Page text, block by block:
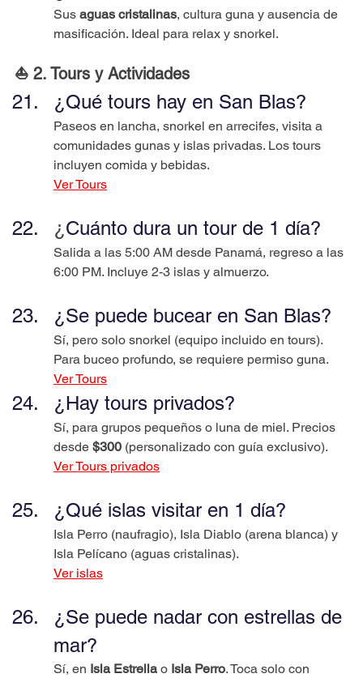
Sus aguas cristalinas, cultura guna y ausencia de
masificación. Ideal para relax y snorkel.
⛵ 2. Tours y Actividades
¿Qué tours hay en San Blas?
Paseos en lancha, snorkel en arrecifes, visita a
comunidades gunas y islas privadas. Los tours
incluyen comida y bebidas.
Ver Tours
¿ Cuánto dura un tour de 1 día?
Salida a las 5:00 AM desde Panamá, regreso a las
6:00 PM. Incluye 2-3 islas y almuerzo.
¿Se puede bucear en San Blas?
Sí, pero solo snorkel (equipo incluido en tours).
Para buceo profundo, se requiere permiso guna.
Ver Tours
¿Hay tours privados?
Sí, para grupos pequeños o luna de miel. Precios
desde $300 (personalizado con guía exclusivo).
Ver Tours privados
¿Qué islas visitar en 1 día?
Isla Perro (naufragio), Isla Diablo (arena blanca) y
Isla Pelícano (aguas cristalinas).
Ver islas
¿Se puede nadar con estrellas de
mar?
Sí, en Isla Estrella o Isla Perro. Toca solo con